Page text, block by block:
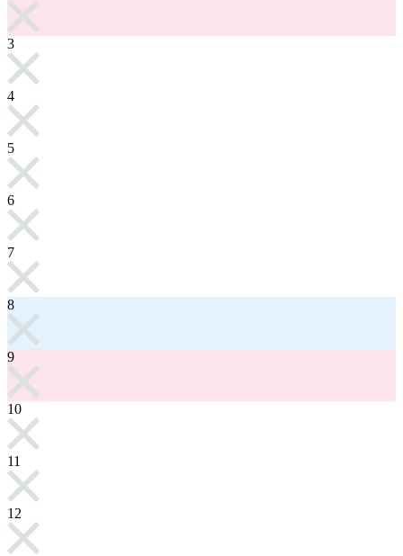
3
4
5
6
7
8
9
10
11
12